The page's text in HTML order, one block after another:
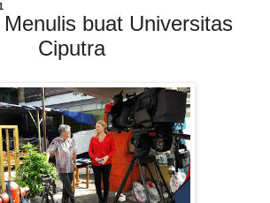
buat Universitas
Ciputra